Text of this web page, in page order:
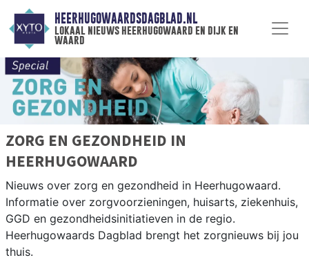
HEERHUGOWAARDSDAGBLAD.NL
lokaal nieuws heerhugowaard en dijk en
waard
ZORG EN GEZONDHEID IN
HEERHUGOWAARD
Nieuws over zorg en gezondheid in Heerhugowaard.
Informatie over zorgvoorzieningen, huisarts, ziekenhuis,
GGD en gezondheidsinitiatieven in de regio.
Heerhugowaards Dagblad brengt het zorgnieuws bij jou
thuis.